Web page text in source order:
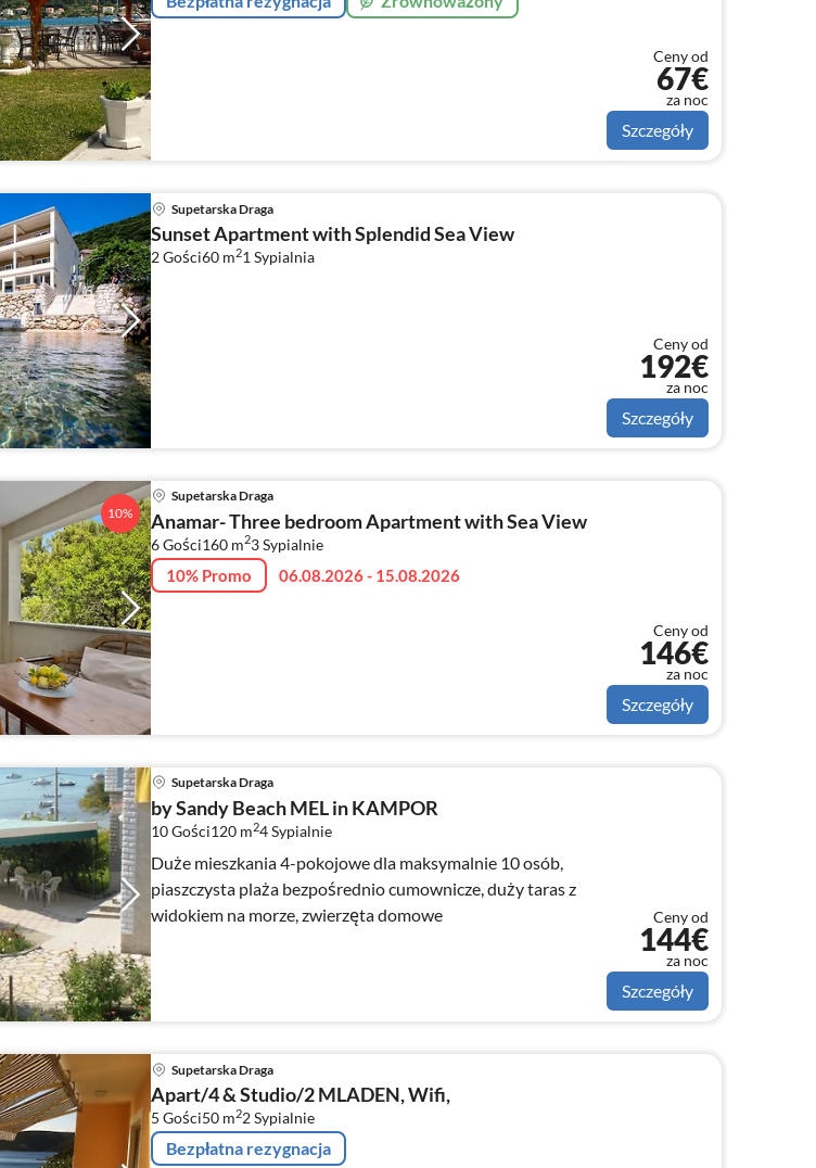
Ceny od
67€
za noc
Szczegóły
Supetarska Draga
Sunset Apartment with Splendid Sea View
2 Gości60 m21 Sypialnia
Ceny od
192€
za noc
Szczegóły
10%
Supetarska Draga
Anamar- Three bedroom Apartment with Sea View
6 Gości160 m23Sypialnie
10% Promo 06.08.2026 - 15.08.2026
Ceny od
146€
za noc
Szczegóły
Supetarska Draga
by Sandy Beach MEL in KAMPOR
10 Gości120 m24Sypialnie
Duże mieszkania 4-pokojowe dla maksymalnie 10 osób,
piaszczysta plaża bezpośrednio cumownicze, duży taras z
widokiem na morze, zwierzęta domowe
Ceny od
144€
za noc
Szczegóły
Supetarska Draga
Apart/4 & Studio/2 MLADEN, Wifi,
5 Gości50 m22Sypialnie
Bezpłatna rezygnacja